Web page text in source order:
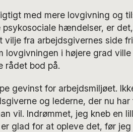
med mere lovgivning og
psykosociale hændelser, er
vilje fra arbejdsgivernes side
lovgivningen i højere grad
rådet bod på.
gevinst for arbejdsmiljøet.
og lederne, der nu
vil. Indrømmet, jeg kneb en
glad for at opleve det, før